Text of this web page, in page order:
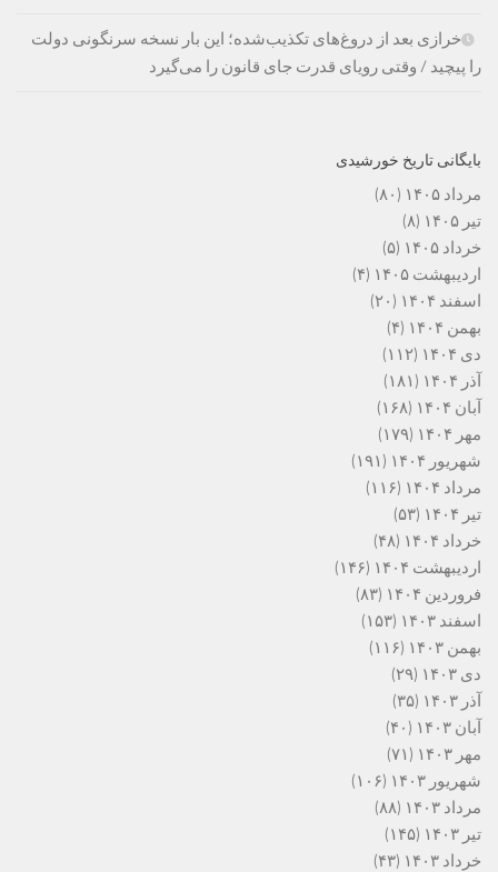
خرازی بعد از دروغ‌های تکذیب‌شده؛ این بار نسخه سرنگونی دولت
را پیچید / وقتی رویای قدرت جای قانون را می‌گیرد
بایگانی تاریخ خورشیدی
مرداد ۱۴۰۵
(۸۰)
تیر ۱۴۰۵
(۸)
خرداد ۱۴۰۵
(۵)
اردیبهشت ۱۴۰۵
(۴)
اسفند ۱۴۰۴
(۲۰)
بهمن ۱۴۰۴
(۴)
دی ۱۴۰۴
(۱۱۲)
آذر ۱۴۰۴
(۱۸۱)
آبان ۱۴۰۴
(۱۶۸)
مهر ۱۴۰۴
(۱۷۹)
شهریور ۱۴۰۴
(۱۹۱)
مرداد ۱۴۰۴
(۱۱۶)
تیر ۱۴۰۴
(۵۳)
خرداد ۱۴۰۴
(۴۸)
اردیبهشت ۱۴۰۴
(۱۴۶)
فروردین ۱۴۰۴
(۸۳)
اسفند ۱۴۰۳
(۱۵۳)
بهمن ۱۴۰۳
(۱۱۶)
دی ۱۴۰۳
(۲۹)
آذر ۱۴۰۳
(۳۵)
آبان ۱۴۰۳
(۴۰)
مهر ۱۴۰۳
(۷۱)
شهریور ۱۴۰۳
(۱۰۶)
مرداد ۱۴۰۳
(۸۸)
تیر ۱۴۰۳
(۱۴۵)
خرداد ۱۴۰۳
(۴۳)